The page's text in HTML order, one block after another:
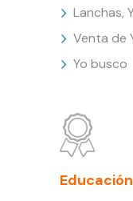
Lanchas,
Venta de
Yo busco
Educación